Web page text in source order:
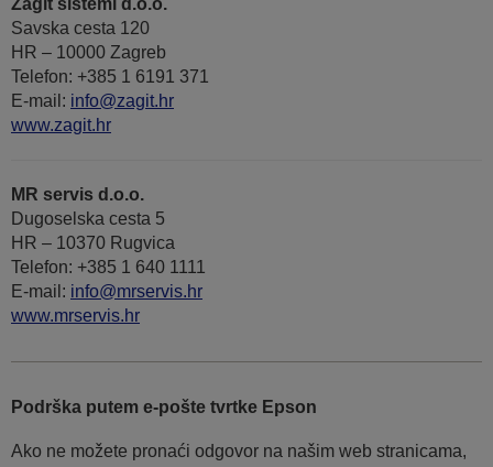
Zagit sistemi d.o.o.
Savska cesta 120
HR – 10000 Zagreb
Telefon: +385 1 6191 371
E-mail: info@zagit.hr
www.zagit.hr
MR servis d.o.o.
Dugoselska cesta 5
HR – 10370 Rugvica
Telefon: +385 1 640 1111
Е-mail: info@mrservis.hr
www.mrservis.hr
Podrška putem e-pošte tvrtke Epson
Ako ne možete pronaći odgovor na našim web stranicama,